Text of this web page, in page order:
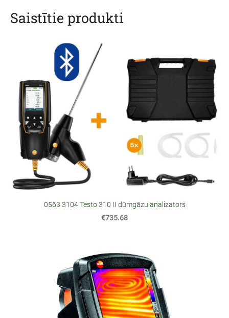
Saistītie produkti
0563 3104 Testo 310 II dūmgāzu analizators
€735.68